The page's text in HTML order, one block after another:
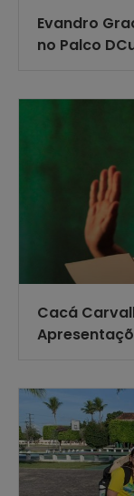
Evandro
no Palco
Cacá